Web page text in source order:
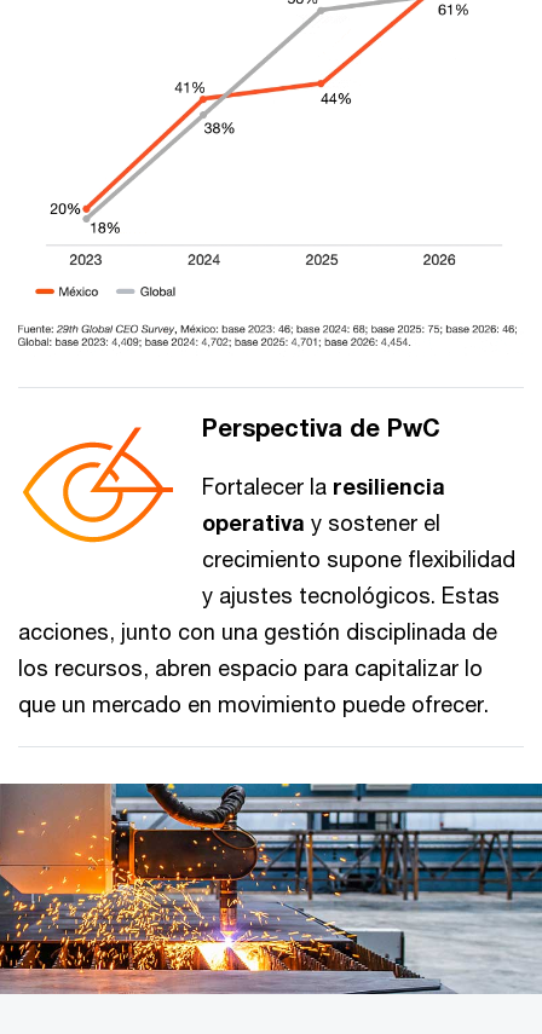
Perspectiva de PwC
Fortalecer la resiliencia
operativa y sostener el
crecimiento supone flexibilidad
y ajustes tecnológicos. Estas
acciones, junto con una gestión disciplinada de
los recursos, abren espacio para capitalizar lo
que un mercado en movimiento puede ofrecer.